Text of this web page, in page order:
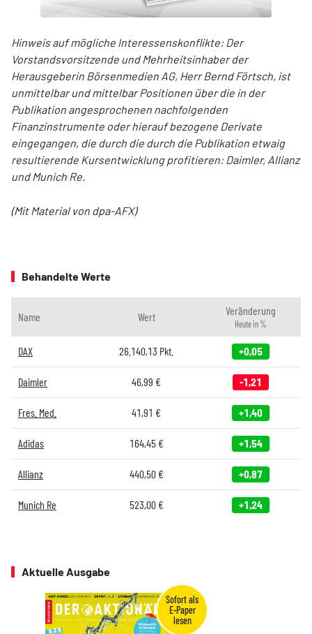
Hinweis auf mögliche Interessenskonflikte: Der
Vorstandsvorsitzende und Mehrheitsinhaber der
Herausgeberin Börsenmedien AG, Herr Bernd Förtsch, ist
unmittelbar und mittelbar Positionen über die in der
Publikation angesprochenen nachfolgenden
Finanzinstrumente oder hierauf bezogene Derivate
eingegangen, die durch die durch die Publikation etwaig
resultierende Kursentwicklung profitieren: Daimler, Allianz
und Munich Re.
(Mit Material von dpa-AFX)
Behandelte Werte
Name Wert Veränderung
Heute in %
DAX 26.140,13 Pkt. +0,05
Daimler 46,99 € -1,21
Fres. Med. 41,91 € +1,40
Adidas 164,45€ +1,54
Allianz 440,50€ +0,87
Munich Re 523,00€ +1,24
Aktuelle Ausgabe